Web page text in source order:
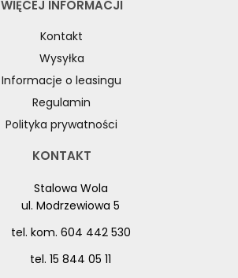
WIĘCEJ INFORMACJI
Kontakt
Wysyłka
Informacje o leasingu
Regulamin
Polityka prywatności
KONTAKT
Stalowa Wola
ul. Modrzewiowa 5
tel. kom. 604 442 530
tel. 15 844 05 11